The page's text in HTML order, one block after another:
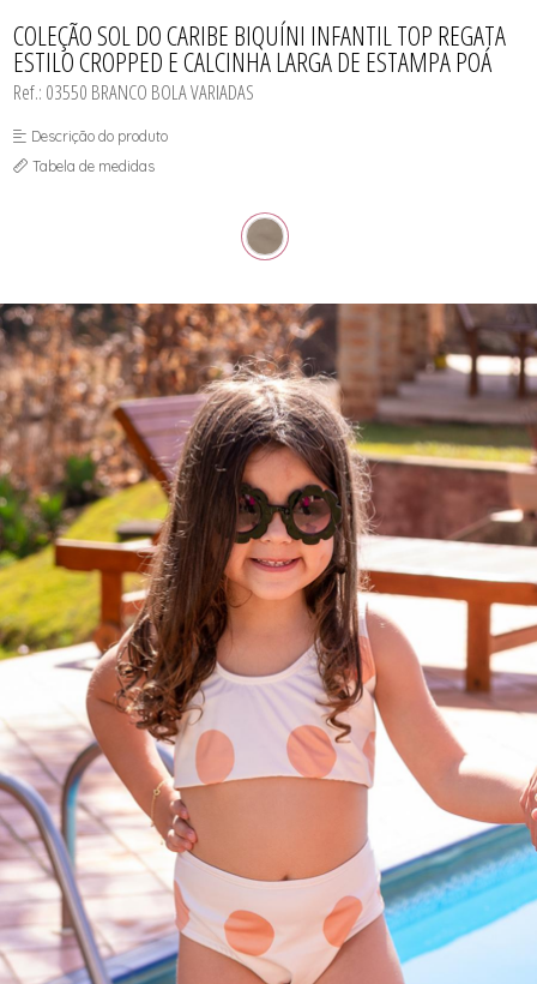
CONJUNTO
CONJUNTO BIQUÍNI
MAIÔ
PIJAMA DE VERÃO
ROBE
TOP
COLEÇÃO SOL DO CARIBE BIQUÍNI INFANTIL TOP REGATA
ESTILO CROPPED E CALCINHA LARGA DE ESTAMPA POÁ
Ref.: 03550 BRANCO BOLA VARIADAS
Descrição do produto
Tabela de medidas